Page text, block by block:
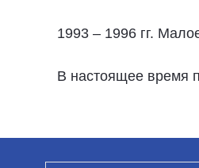
1993 – 1996 гг.
В настоящее время